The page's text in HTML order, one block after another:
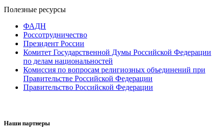
Полезные ресурсы
ФАДН
Россотрудничество
Президент России
Комитет Государственной Думы Российской Федерации
по делам национальностей
Комиссия по вопросам религиозных объединений при
Правительстве Российской Федерации
Правительство Российской Федерации
Наши партнеры